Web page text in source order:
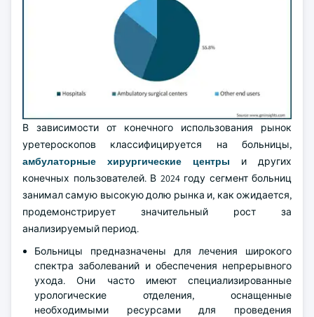
В зависимости от конечного использования рынок
уретероскопов классифицируется на больницы,
амбулаторные хирургические центры и других
конечных пользователей. В 2024 году сегмент больниц
занимал самую высокую долю рынка и, как ожидается,
продемонстрирует значительный рост за
анализируемый период.
Больницы предназначены для лечения широкого
спектра заболеваний и обеспечения непрерывного
ухода. Они часто имеют специализированные
урологические отделения, оснащенные
необходимыми ресурсами для проведения